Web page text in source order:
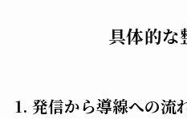
具体的な
1. 発信から導線への流